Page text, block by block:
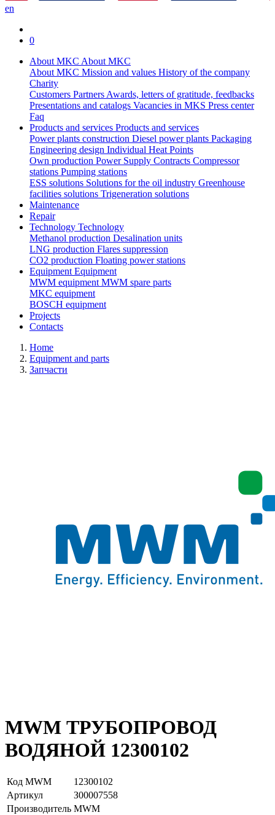
en
0
About MKC About MKC
About MKC Mission and values History of the company
Charity
Customers PartnersAwards, letters of gratitude, feedbacks
Presentations and catalogs Vacancies in MKS Press center
Faq
Products and services Products and services
Power plants construction Diesel power plants Packaging
Engineering design Individual Heat Points
Own production Power Supply Contracts Compressor
stations Pumping stations
ESS solutions Solutions for the oil industry Greenhouse
facilities solutions Trigeneration solutions
Maintenance
Repair
Technology Technology
Methanol production Desalination units
LNG production Flares suppression
СО2 production Floating power stations
EquipmentEquipment
MWM equipmentMWM spare parts
MKC equipment
BOSCH equipment
Projects
Contacts
Home
Equipment and parts
Запчасти
MWM ТРУБОПРОВОД
ВОДЯНОЙ 12300102
Код MWM
12300102
Артикул
З00007558
Производитель MWM